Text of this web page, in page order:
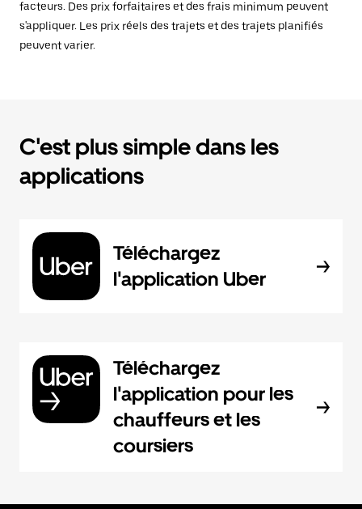
facteurs. Des prix forfaitaires et des frais minimum peuvent
s'appliquer. Les prix réels des trajets et des trajets planifiés
peuvent varier.
C'est plus simple dans les
applications
Téléchargez
l'application Uber
Téléchargez
l'application pour les
chauffeurs et les
coursiers